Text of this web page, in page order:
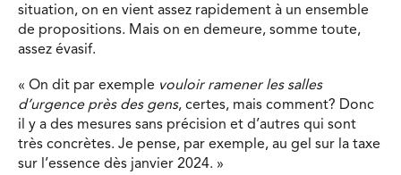
situation, on en vient assez rapidement à un ensemble
de propositions. Mais on en demeure, somme toute,
assez évasif.
« On dit par exemple vouloir ramener les salles
d’urgence près des gens, certes, mais comment? Donc
il y a des mesures sans précision et d’autres qui sont
très concrètes. Je pense, par exemple, au gel sur la taxe
sur l’essence dès janvier 2024. »